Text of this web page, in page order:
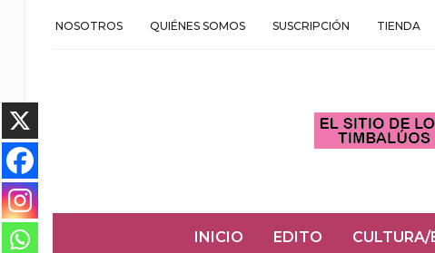
NOSOTROS QUIÉNES SOMOS SUSCRIPCIÓN TIENDA
INICIO EDITO CULTURA/